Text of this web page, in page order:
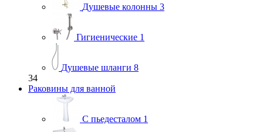
Душевые колонны 3
Гигиенические 1
Душевые шланги 8
34
Раковины для ванной
С пьедесталом 1